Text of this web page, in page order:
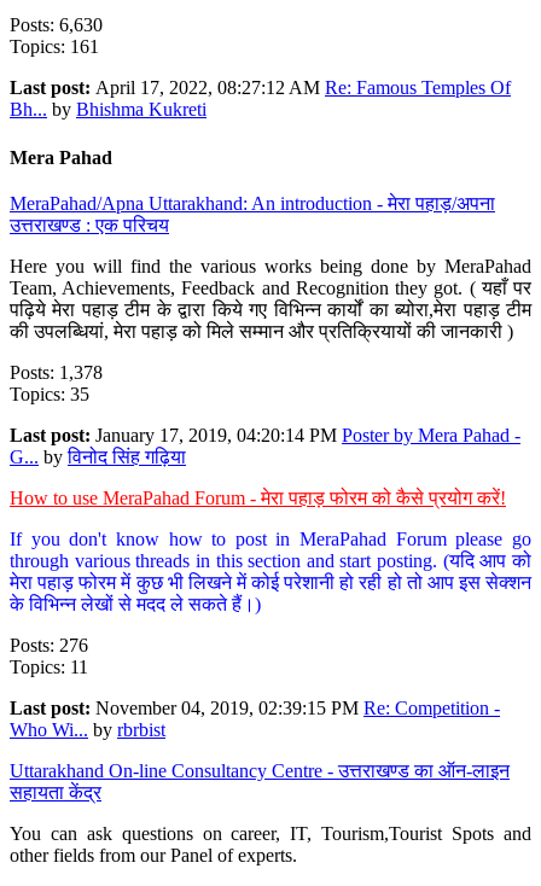
Posts: 6,630
Topics: 161
Last post: April 17, 2022, 08:27:12 AM Re: Famous Temples Of
Bh... by Bhishma Kukreti
Mera Pahad
MeraPahad/Apna Uttarakhand: An introduction - मेरा पहाड़/अपना
उत्तराखण्ड : एक परिचय
Here you will find the various works being done by MeraPahad
Team, Achievements, Feedback and Recognition they got. ( यहाँ पर
पढ़िये मेरा पहाड़ टीम के द्वारा किये गए विभिन्न कार्यों का ब्योरा,मेरा पहाड़ टीम
की उपलब्धियां, मेरा पहाड़ को मिले सम्मान और प्रतिक्रियायों की जानकारी )
Posts: 1,378
Topics: 35
Last post: January 17, 2019, 04:20:14 PM Poster by Mera Pahad -
G... byविनोद सिंह गढ़िया
How to use MeraPahad Forum - मेरा पहाड़ फोरम को कैसे प्रयोग करें!
If you don't know how to post in MeraPahad Forum please go
through various threads in this section and start posting. (यदि आप को
मेरा पहाड़ फोरम में कुछ भी लिखने में कोई परेशानी हो रही हो तो आप इस सेक्शन
के विभिन्न लेखों से मदद ले सकते हैं।)
Posts: 276
Topics: 11
Last post: November 04, 2019, 02:39:15 PM Re: Competition -
Who Wi... by rbrbist
Uttarakhand On-line Consultancy Centre - उत्तराखण्ड का ऑन-लाइन
सहायता केंद्र
You can ask questions on career, IT, Tourism,Tourist Spots and
other fields from our Panel of experts.